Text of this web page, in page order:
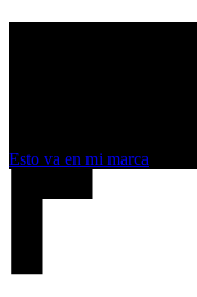
Esto va en mi marca